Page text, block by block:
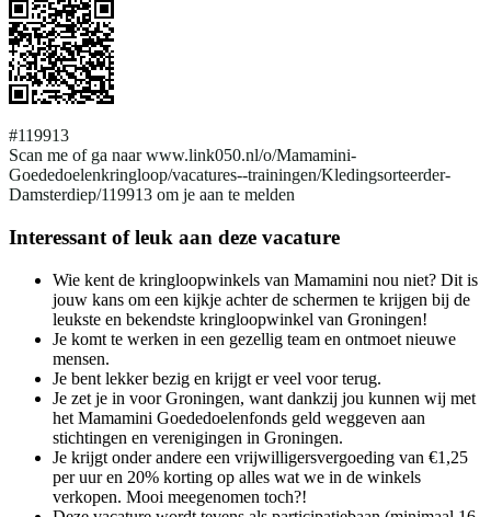
#119913
Scan me of ga naar www.link050.nl/o/Mamamini-
Goededoelenkringloop/vacatures--trainingen/Kledingsorteerder-
Damsterdiep/119913 om je aan te melden
Interessant of leuk aan deze vacature
Wie kent de kringloopwinkels van Mamamini nou niet? Dit is
jouw kans om een kijkje achter de schermen te krijgen bij de
leukste en bekendste kringloopwinkel van Groningen!
Je komt te werken in een gezellig team en ontmoet nieuwe
mensen.
Je bent lekker bezig en krijgt er veel voor terug.
Je zet je in voor Groningen, want dankzij jou kunnen wij met
het Mamamini Goededoelenfonds geld weggeven aan
stichtingen en verenigingen in Groningen.
Je krijgt onder andere een vrijwilligersvergoeding van €1,25
per uur en 20% korting op alles wat we in de winkels
verkopen. Mooi meegenomen toch?!